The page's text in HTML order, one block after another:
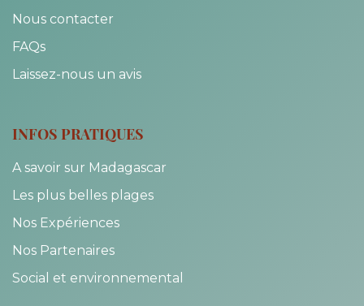
Nous contacter
FAQs
Laissez-nous un avis
INFOS PRATIQUES
A savoir sur Madagascar
Les plus belles plages
Nos Expériences
Nos Partenaires
Social et environnemental